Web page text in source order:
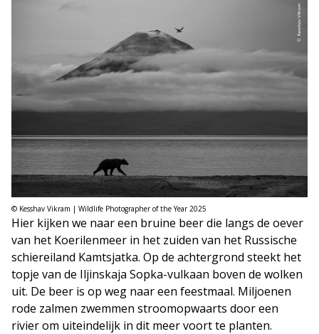
© Kesshav Vikram | Wildlife Photographer of the Year 2025
Hier kijken we naar een bruine beer die langs de oever
van het Koerilenmeer in het zuiden van het Russische
schiereiland Kamtsjatka. Op de achtergrond steekt het
topje van de Iljinskaja Sopka-vulkaan boven de wolken
uit. De beer is op weg naar een feestmaal. Miljoenen
rode zalmen zwemmen stroomopwaarts door een
rivier om uiteindelijk in dit meer voort te planten.